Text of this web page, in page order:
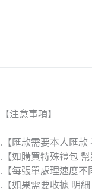
【注意事項】
.【匯款需要本人匯款
.【如購買特殊禮包 幫
.【每張單處理速度不
.【如果需要收據 明